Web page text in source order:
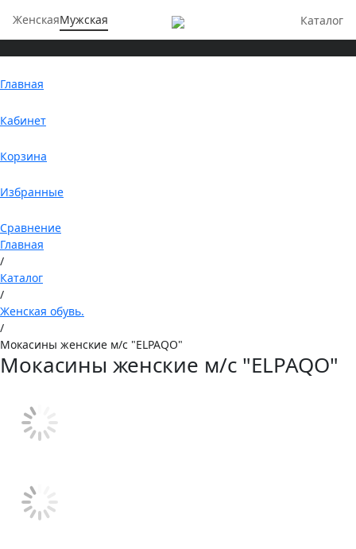
ЖенскаяМужская Каталог
Главная
Кабинет
Корзина
Избранные
Сравнение
Главная
/
Каталог
/
Женская обувь.
/
Мокасины женские м/с "ELPAQO"
Мокасины женские м/с "ELPAQO"